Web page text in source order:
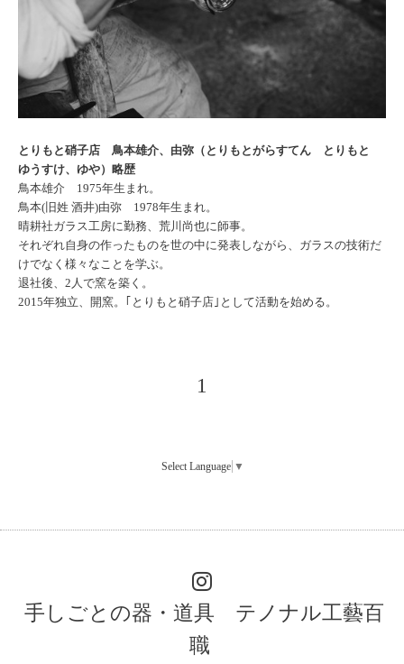
とりもと硝子店 鳥本雄介、由弥（とりもとがらすてん とりもと
ゆうすけ、ゆや） 略歴
鳥本雄介 1975年生まれ。
鳥本( 旧姓 酒井)由弥 1978年生まれ。
晴耕社ガラス工房に勤務、荒川尚也に師事。
それぞれ自身の作ったものを世の中に発表しながら、ガラスの技術だ
けでなく様々なことを学ぶ。
退社後、 2 人で窯を築く。
2015年独立、開窯。｢とりもと硝子店｣として活動を始める。
1
Select Language ▼
手しごとの器・道具 テノナル工藝百
職